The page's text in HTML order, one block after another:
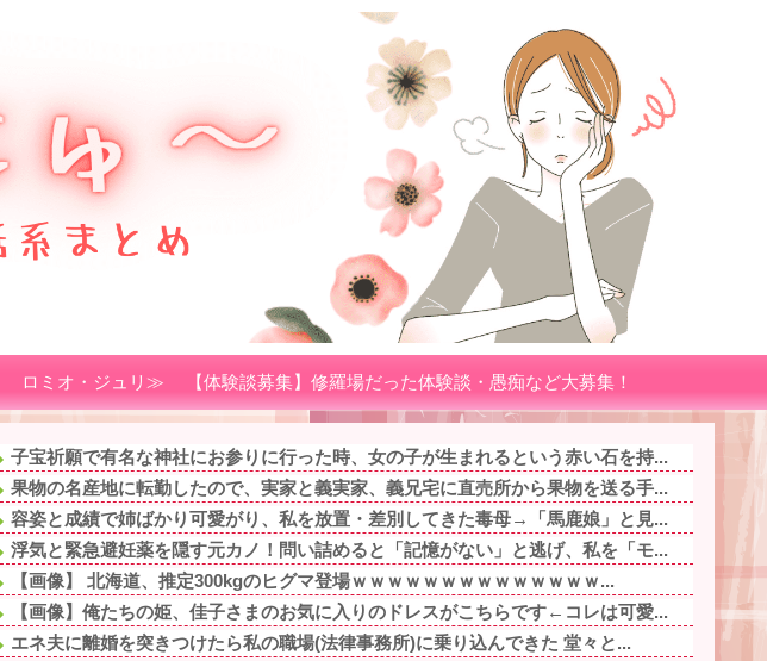
ロミオ・ジュリ≫ 【体験談募集】修羅場だった体験談・愚痴など大募集！
子宝祈願で有名な神社にお参りに行った時、女の子が生まれるという赤い石を持...
果物の名産地に転勤したので、実家と義実家、義兄宅に直売所から果物を送る手...
容姿と成績で姉ばかり可愛がり、私を放置・差別してきた毒母→「馬鹿娘」と見...
浮気と緊急避妊薬を隠す元カノ！問い詰めると「記憶がない」と逃げ、私を「モ...
【画像】 北海道、推定300kgのヒグマ登場ｗｗｗｗｗｗｗｗｗｗｗｗｗｗ...
【画像】俺たちの姫、佳子さまのお気に入りのドレスがこちらです←コレは可愛...
エネ夫に離婚を突きつけたら私の職場(法律事務所)に乗り込んできた 堂々と...